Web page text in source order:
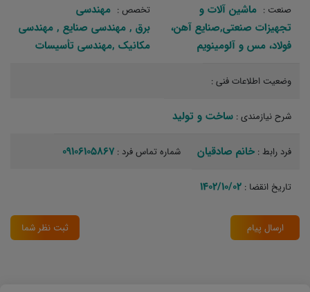
صنعت : ماشین آلات و
تجهیزات صنعتی,صنایع آهن،
فولاد، مس و آلومینویم
تخصص : مهندسی
برق‏ , مهندسی صنایع‏ , مهندسی
مکانیک‏ ,مهندسی تأسیسات‏
وضعیت اطلاعات فنی :
شرح نیازمندی : ساخت و تولید‏
فرد رابط : خانم صادقیان شماره تماس فرد : 09106105867
تاریخ انقضا : 1402/10/02
ارسال پیام ثبت نظر شما